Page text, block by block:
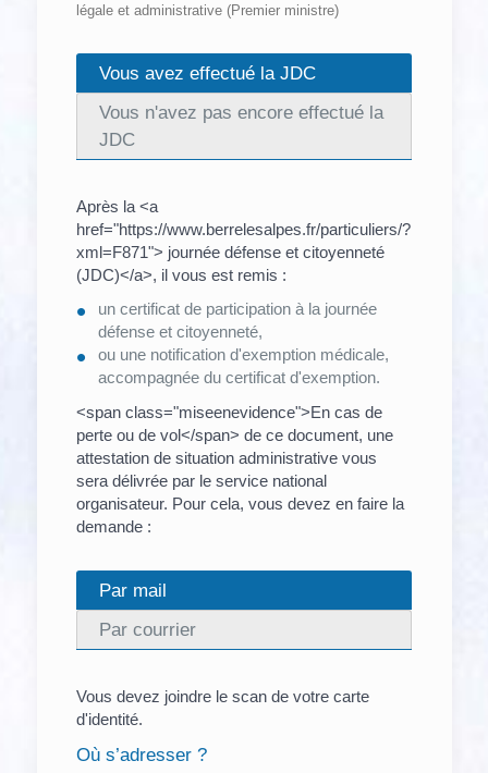
légale et administrative (Premier ministre)
Vous avez effectué la JDC
Vous n'avez pas encore effectué la
JDC
Après la <a
href="https://www.berrelesalpes.fr/particuliers/?
xml=F871"> journée défense et citoyenneté
(JDC)</a>, il vous est remis :
un certificat de participation à la journée
défense et citoyenneté,
ou une notification d'exemption médicale,
accompagnée du certificat d'exemption.
<span class="miseenevidence">En cas de
perte ou de vol</span> de ce document, une
attestation de situation administrative vous
sera délivrée par le service national
organisateur. Pour cela, vous devez en faire la
demande :
Par mail
Par courrier
Vous devez joindre le scan de votre carte
d'identité.
Où s’adresser ?